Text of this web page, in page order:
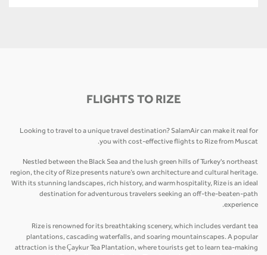
FLIGHTS TO RIZE
Looking to travel to a unique travel destination? SalamAir can make it real for
you with cost-effective flights to Rize from Muscat.
Nestled between the Black Sea and the lush green hills of Turkey's northeast
region, the city of Rize presents nature’s own architecture and cultural heritage.
With its stunning landscapes, rich history, and warm hospitality, Rize is an ideal
destination for adventurous travelers seeking an off-the-beaten-path
experience.
Rize is renowned for its breathtaking scenery, which includes verdant tea
plantations, cascading waterfalls, and soaring mountainscapes. A popular
attraction is the Çaykur Tea Plantation, where tourists get to learn tea-making